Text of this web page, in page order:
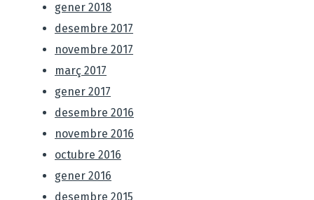
gener 2018
desembre 2017
novembre 2017
març 2017
gener 2017
desembre 2016
novembre 2016
octubre 2016
gener 2016
desembre 2015